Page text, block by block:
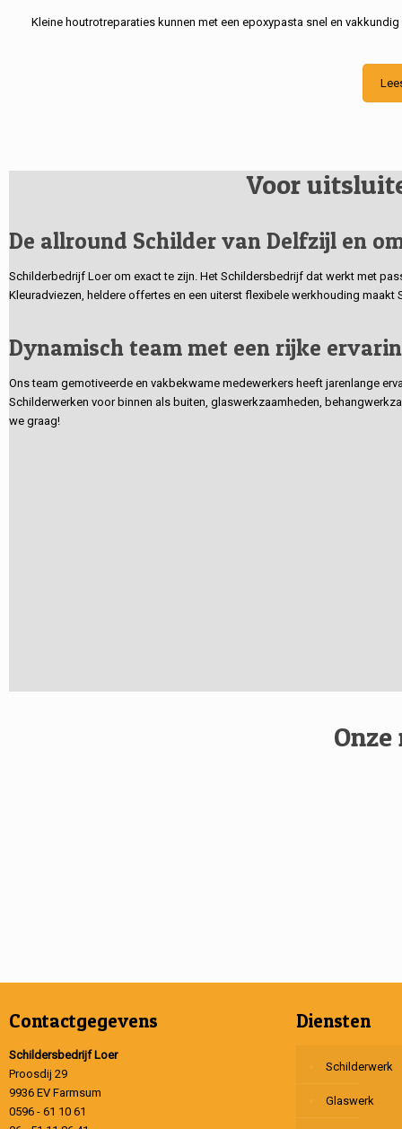
Kleine houtrotreparaties kunnen met een epoxypasta snel en
Voor
De allround Schilder van Delfzijl en
Schilderbedrijf Loer om exact te zijn. Het Schildersbedrijf dat werkt met
Kleuradviezen, heldere offertes en een uiterst flexibele werkhouding
Dynamisch team met een rijke
Ons team gemotiveerde en vakbekwame medewerkers heeft jarenlange
Schilderwerken voor binnen als buiten, glaswerkzaamheden,
we graag!
Contactgegevens
Schildersbedrijf Loer
Proosdij 29
9936 EV Farmsum
0596 - 61 10 61
Diensten
Schilderwerk
Glaswerk